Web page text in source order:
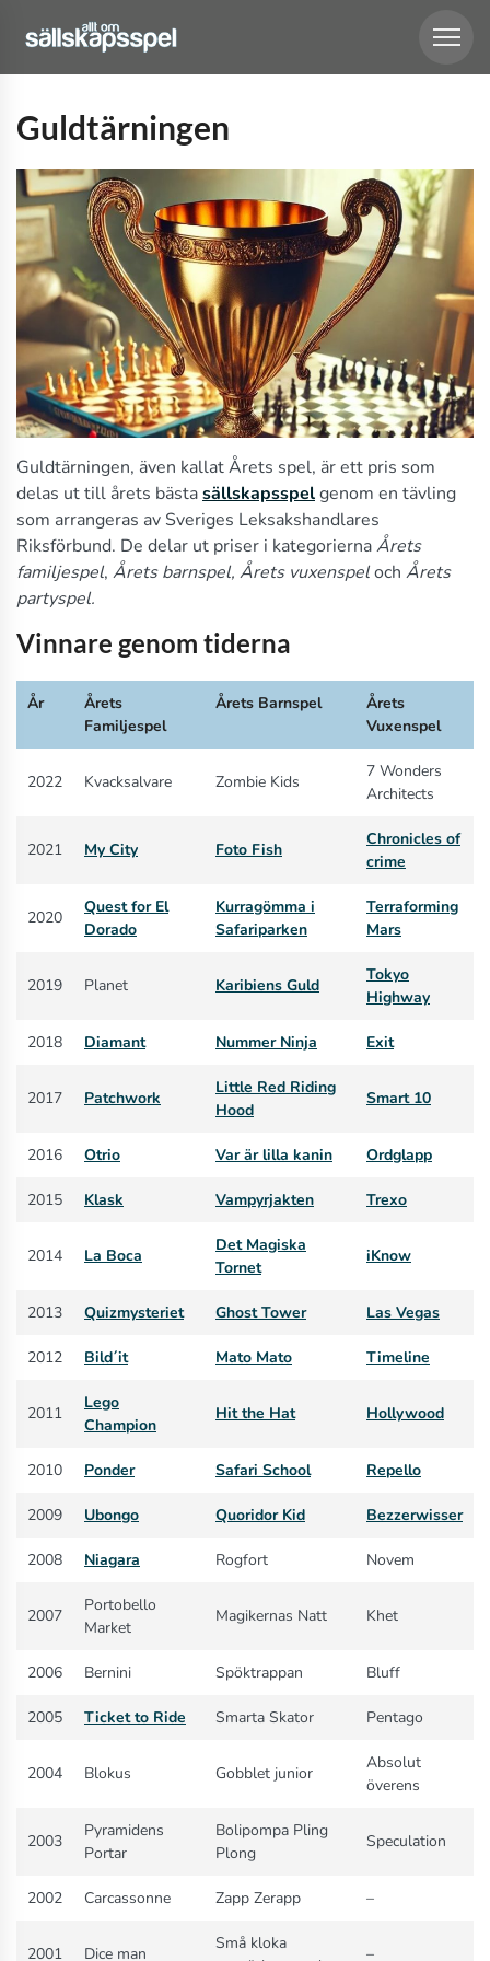
Guldtärningen
Guldtärningen, även kallat Årets spel, är ett pris som
delas ut till årets bästasällskapsspelgenom en tävling
som arrangeras av Sveriges Leksakshandlares
Riksförbund. De delar ut priser i kategoriernaÅrets
familjespel, Årets barnspel, Årets vuxenspeloch Årets
partyspel.
Vinnare genom tiderna
År
Årets
Familjespel
Årets Barnspel
Årets
Vuxenspel
2022 Kvacksalvare Zombie Kids
7 Wonders
Architects
2021 My City Foto Fish
Chronicles of
crime
2020
Quest for El
Dorado
Kurragömma i
Safariparken
Terraforming
Mars
2019 Planet Karibiens Guld
Tokyo
Highway
2018 Diamant Nummer Ninja Exit
2017 Patchwork
Little Red Riding
Hood
Smart 10
2016 Otrio Var är lilla kanin Ordglapp
2015 Klask Vampyrjakten Trexo
2014 La Boca
Det Magiska
Tornet
iKnow
2013 Quizmysteriet Ghost Tower Las Vegas
2012 Bild´it Mato Mato Timeline
2011
Lego
Champion
Hit the Hat Hollywood
2010 Ponder Safari School Repello
2009 Ubongo Quoridor Kid Bezzerwisser
2008 Niagara Rogfort Novem
2007
Portobello
Market
Magikernas Natt Khet
2006 Bernini Spöktrappan Bluff
2005 Ticket to Ride Smarta Skator Pentago
2004 Blokus Gobblet junior
Absolut
överens
2003
Pyramidens
Portar
Bolipompa Pling
Plong
Speculation
2002 Carcassonne Zapp Zerapp –
2001 Dice man
Små kloka
–